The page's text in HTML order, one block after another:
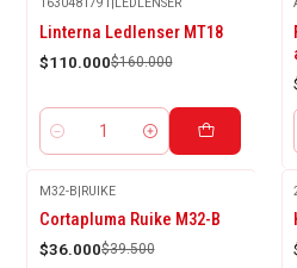
-31%
OFF
Linterna Ledlenser MT18
$110.000$160.000
Cantidad
-9%
OFF
M32-B|RUIKE
Cortapluma Ruike M32-B
$36.000$39.500